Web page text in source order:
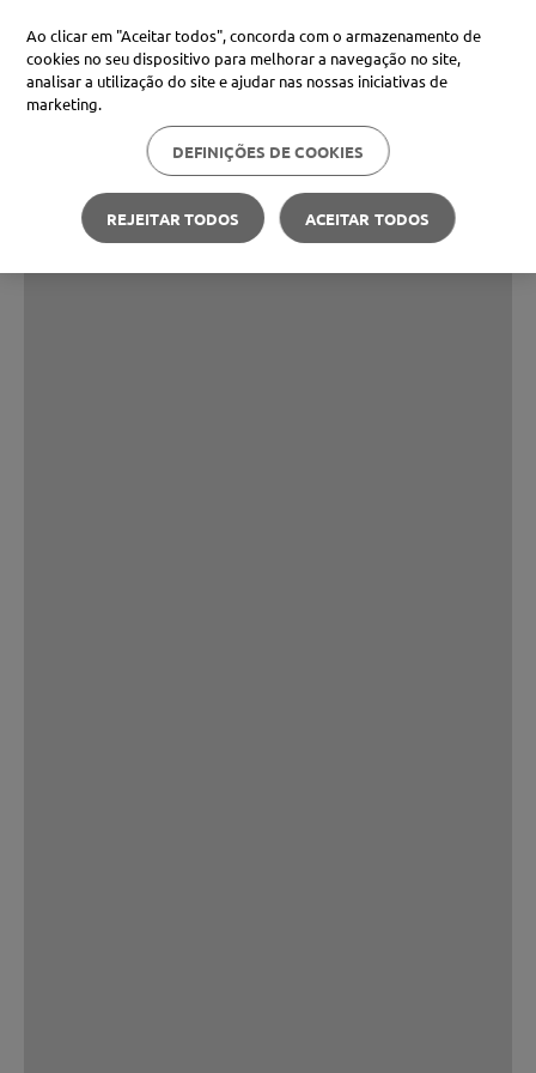
Ao clicar em "Aceitar todos", concorda com o armazenamento de
cookies no seu dispositivo para melhorar a navegação no site,
analisar a utilização do site e ajudar nas nossas iniciativas de
marketing.
DEFINIÇÕES DE COOKIES
REJEITAR TODOS ACEITAR TODOS